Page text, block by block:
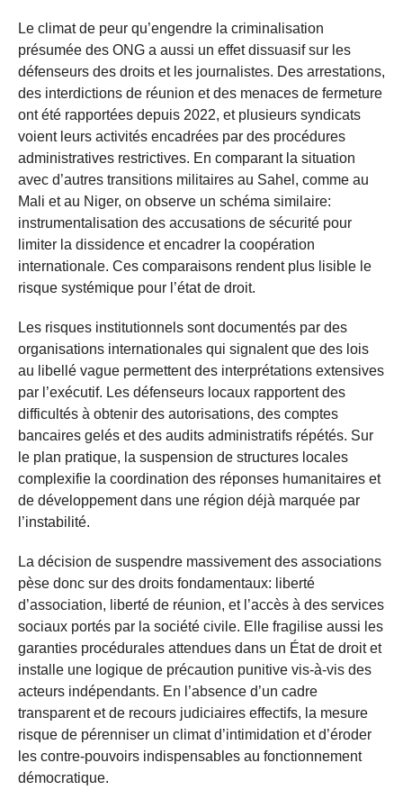
Le climat de peur qu’engendre la criminalisation
présumée des ONG a aussi un effet dissuasif sur les
défenseurs des droits et les journalistes. Des arrestations,
des interdictions de réunion et des menaces de fermeture
ont été rapportées depuis 2022, et plusieurs syndicats
voient leurs activités encadrées par des procédures
administratives restrictives. En comparant la situation
avec d’autres transitions militaires au Sahel, comme au
Mali et au Niger, on observe un schéma similaire:
instrumentalisation des accusations de sécurité pour
limiter la dissidence et encadrer la coopération
internationale. Ces comparaisons rendent plus lisible le
risque systémique pour l’état de droit.
Les risques institutionnels sont documentés par des
organisations internationales qui signalent que des lois
au libellé vague permettent des interprétations extensives
par l’exécutif. Les défenseurs locaux rapportent des
difficultés à obtenir des autorisations, des comptes
bancaires gelés et des audits administratifs répétés. Sur
le plan pratique, la suspension de structures locales
complexifie la coordination des réponses humanitaires et
de développement dans une région déjà marquée par
l’instabilité.
La décision de suspendre massivement des associations
pèse donc sur des droits fondamentaux: liberté
d’association, liberté de réunion, et l’accès à des services
sociaux portés par la société civile. Elle fragilise aussi les
garanties procédurales attendues dans un État de droit et
installe une logique de précaution punitive vis-à-vis des
acteurs indépendants. En l’absence d’un cadre
transparent et de recours judiciaires effectifs, la mesure
risque de pérenniser un climat d’intimidation et d’éroder
les contre-pouvoirs indispensables au fonctionnement
démocratique.